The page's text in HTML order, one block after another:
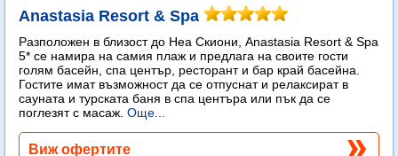
Anastasia Resort & Spa
Разположен в близост до Неа Скиони, Anastasia Resort & Spa
5* се намира на самия плаж и предлага на своите гости
голям басейн, спа център, ресторант и бар край басейна.
Гостите имат възможност да се отпуснат и релаксират в
сауната и турската баня в спа центъра или пък да се
поглезят с масаж. Още...
Виж офертите